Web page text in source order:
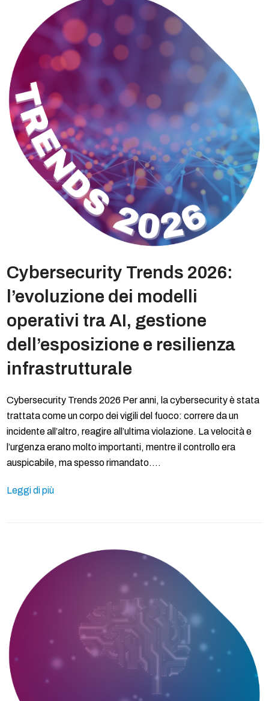
Cybersecurity Trends 2026:
l’evoluzione dei modelli
operativi tra AI, gestione
dell’esposizione e resilienza
infrastrutturale
Cybersecurity Trends 2026 Per anni, la cybersecurity è stata
trattata come un corpo dei vigili del fuoco: correre da un
incidente all’altro, reagire all’ultima violazione. La velocità e
l’urgenza erano molto importanti, mentre il controllo era
auspicabile, ma spesso rimandato.…
Leggi di più